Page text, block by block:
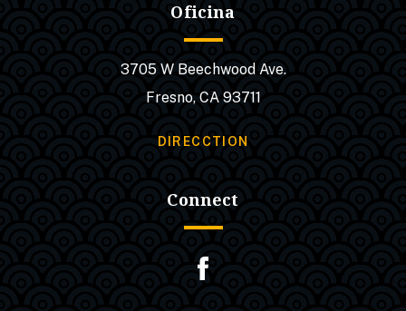
Oficina
3705 W Beechwood Ave.
Fresno, CA 93711
DIRECCTION
Connect